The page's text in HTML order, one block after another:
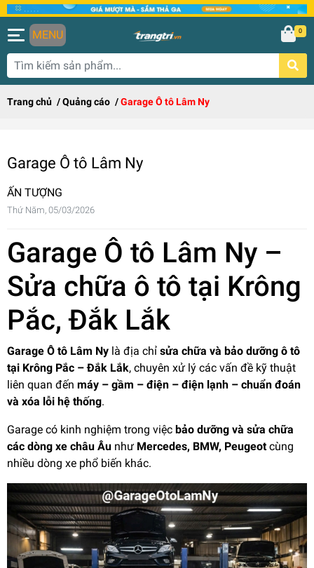
MENU 0
Trang chủ /Quảng cáo /Garage Ô tô Lâm Ny
Garage Ô tô Lâm Ny
ẤN TƯỢNG
Thứ Năm, 05/03/2026
Garage Ô tô Lâm Ny –
Sửa chữa ô tô tại Krông
Pắc, Đắk Lắk
Garage Ô tô Lâm Ny là địa chỉ sửa chữa và bảo dưỡng ô tô
tại Krông Pắc – Đắk Lắk, chuyên xử lý các vấn đề kỹ thuật
liên quan đến máy – gầm – điện – điện lạnh – chuẩn đoán
và xóa lỗi hệ thống.
Garage có kinh nghiệm trong việc bảo dưỡng và sửa chữa
các dòng xe châu Âu như Mercedes, BMW, Peugeotcùng
nhiều dòng xe phổ biến khác.